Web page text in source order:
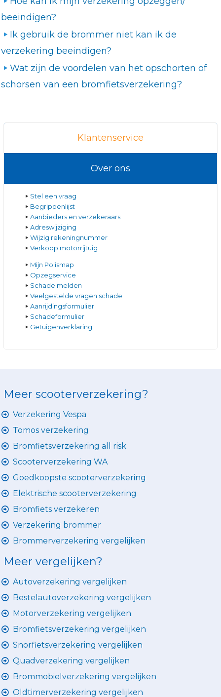
beeindigen?
Ik gebruik de brommer niet kan ik de
verzekering beeindigen?
Wat zijn de voordelen van het opschorten of
schorsen van een bromfietsverzekering?
Klantenservice
Over ons
Stel een vraag
Begrippenlijst
Aanbieders en verzekeraars
Adreswijziging
Wijzig rekeningnummer
Verkoop motorrijtuig
Mijn Polismap
Opzegservice
Schade melden
Veelgestelde vragen schade
Aanrijdingsformulier
Schadeformulier
Getuigenverklaring
Meer scooterverzekering?
Verzekering Vespa
Tomos verzekering
Bromfietsverzekering all risk
Scooterverzekering WA
Goedkoopste scooterverzekering
Elektrische scooterverzekering
Bromfiets verzekeren
Verzekering brommer
Brommerverzekering vergelijken
Meer vergelijken?
Autoverzekering vergelijken
Bestelautoverzekering vergelijken
Motorverzekering vergelijken
Bromfietsverzekering vergelijken
Snorfietsverzekering vergelijken
Quadverzekering vergelijken
Brommobielverzekering vergelijken
Oldtimerverzekering vergelijken